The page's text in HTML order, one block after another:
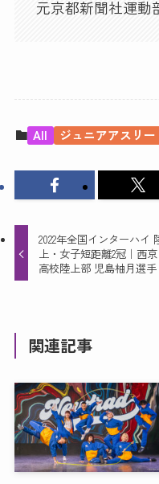
元京都新聞社運動
All ジュニアアスリー
2022年全国インターハイ
上・女子短距離2冠｜西京
高校陸上部 児島柚月選手
関連記事